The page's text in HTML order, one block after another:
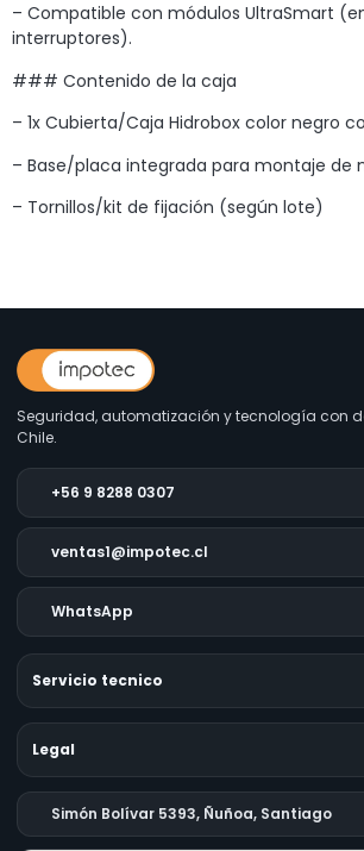
– Compatible con módulos UltraSmart
interruptores).
### Contenido de la caja
– 1x Cubierta/Caja Hidrobox color negro
– Base/placa integrada para montaje de
– Tornillos/kit de fijación (según lote)
Seguridad, automatización y tecnología con
Chile.
+56 9 8288 0307
ventas1@impotec.cl
WhatsApp
Servicio tecnico
Legal
Simón Bolívar 5393, Ñuñoa, Santiago